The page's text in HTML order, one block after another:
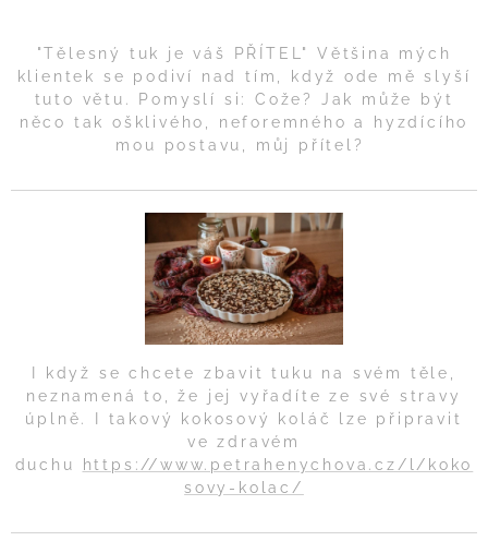
"Tělesný tuk je váš PŘÍTEL" Většina mých
klientek se podiví nad tím, když ode mě slyší
tuto větu. Pomyslí si: Cože? Jak může být
něco tak ošklivého, neforemného a hyzdícího
mou postavu, můj přítel?
I když se chcete zbavit tuku na svém těle,
neznamená to, že jej vyřadíte ze své stravy
úplně. I takový kokosový koláč lze připravit
ve zdravém
duchu
https://www.petrahenychova.cz/l/koko
sovy-kolac/